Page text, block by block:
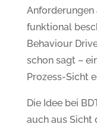
Anforderungen
funktional
Behaviour
schon sagt –
Prozess-Sicht
Die Idee bei
auch aus Sicht